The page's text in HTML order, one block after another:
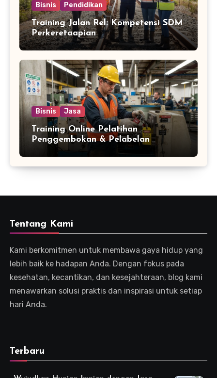
Bisnis Pendidikan
Training Jalan Rel: Kompetensi SDM
Perkeretaapian
Bisnis Jasa
Training Online Pelatihan
Penggembokan & Pelabelan
Tentang Kami
Kami berkomitmen untuk membawa gaya hidup yang
lebih baik ke hadapan Anda. Dengan fokus pada
kesehatan, kecantikan, dan kesejahteraan, blog kami
menawarkan solusi praktis dan inspirasi untuk setiap
hari Anda.
Terbaru